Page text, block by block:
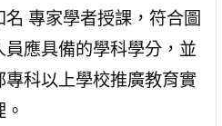
名 專家學者授課，符合圖
員應具備的學科學分，並
專科以上學校推廣教育實